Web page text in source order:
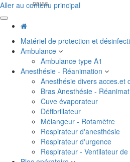
Aller au contenu principal
Matériel de protection et
Ambulance
Ambulance type A1
Anesthésie - Réanimation
Anesthésie divers acces.et
Bras Anesthésie -
Cuve évaporateur
Défibrillateur
Mélangeur - Rotamètre
Respirateur d'anesthésie
Respirateur d'urgence
Respirateur - Ventilateur
DEVIS